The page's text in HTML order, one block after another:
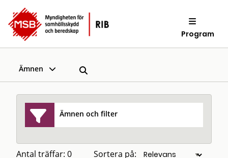
Program
Ämnen
Ämnen och filter
Antal träffar: 0 Sortera på: